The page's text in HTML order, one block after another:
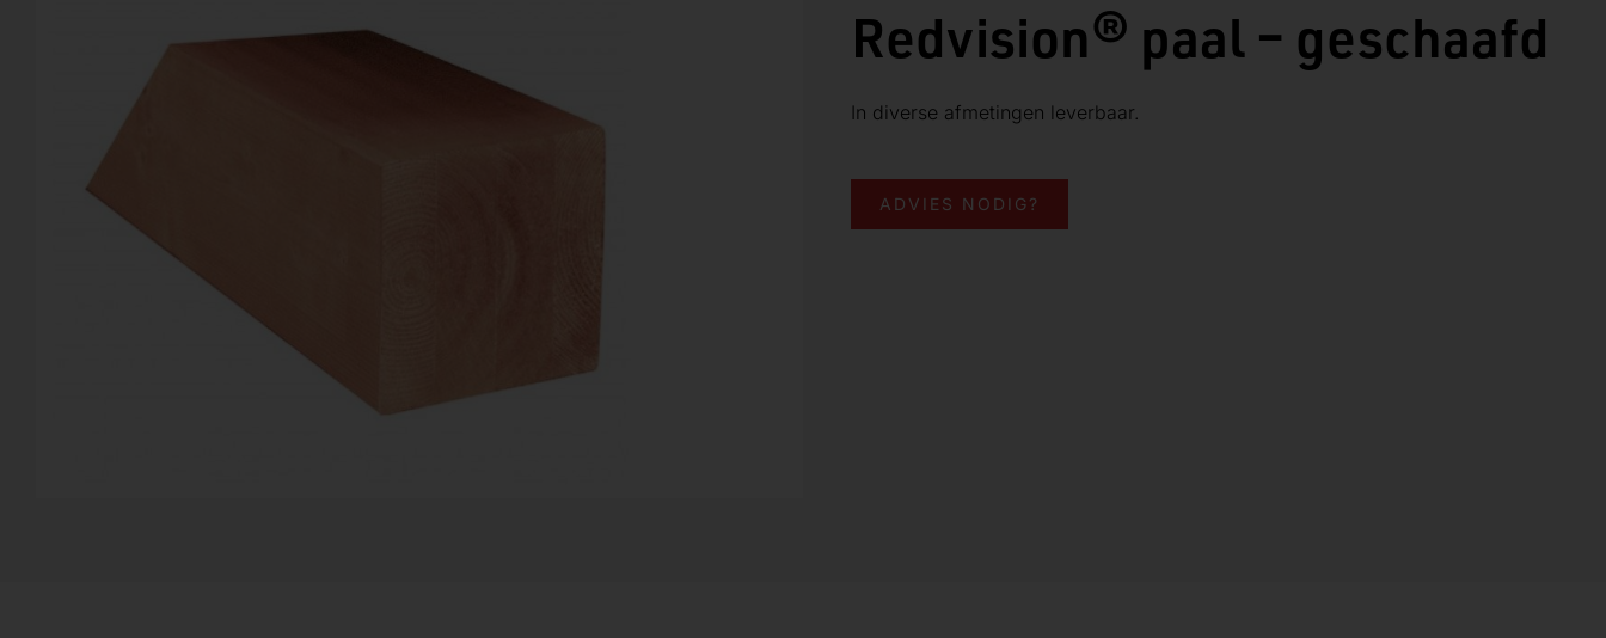
Redvision® paal – geschaafd
In diverse afmetingen leverbaar.
ADVIES NODIG?